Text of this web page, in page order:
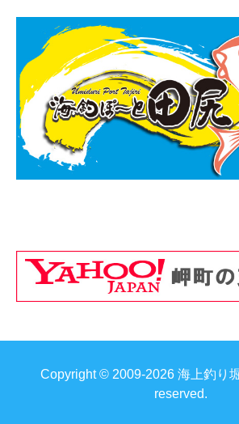
Copyright © 2009-2026 海上釣
reserved.